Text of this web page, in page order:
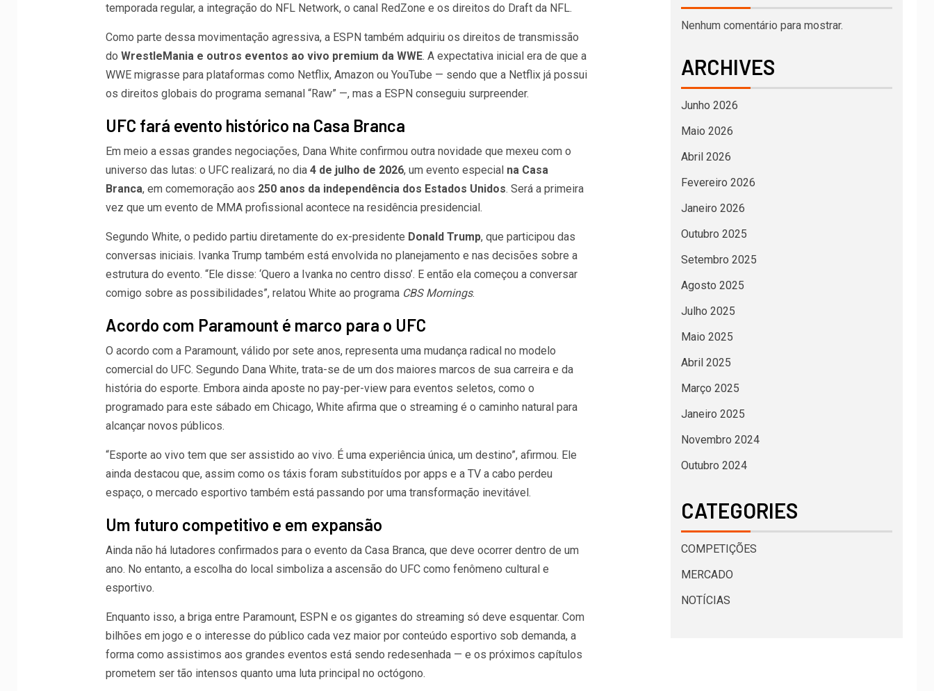
temporada regular, a integração do NFL Network, o canal RedZone e os direitos do Draft da NFL.
Como parte dessa movimentação agressiva, a ESPN também adquiriu os direitos de transmissão
do WrestleMania e outros eventos ao vivo premium da WWE. A expectativa inicial era de que a
WWE migrasse para plataformas como Netflix, Amazon ou YouTube — sendo que a Netflix já possui
os direitos globais do programa semanal “Raw” —, mas a ESPN conseguiu surpreender.
UFC fará evento histórico na Casa Branca
Em meio a essas grandes negociações, Dana White confirmou outra novidade que mexeu com o
universo das lutas: o UFC realizará, no dia 4 de julho de 2026, um evento especial na Casa
Branca, em comemoração aos 250 anos da independência dos Estados Unidos. Será a primeira
vez que um evento de MMA profissional acontece na residência presidencial.
Segundo White, o pedido partiu diretamente do ex-presidente Donald Trump, que participou das
conversas iniciais. Ivanka Trump também está envolvida no planejamento e nas decisões sobre a
estrutura do evento. “Ele disse: ‘Quero a Ivanka no centro disso’. E então ela começou a conversar
comigo sobre as possibilidades”, relatou White ao programa CBS Mornings.
Acordo com Paramount é marco para o UFC
O acordo com a Paramount, válido por sete anos, representa uma mudança radical no modelo
comercial do UFC. Segundo Dana White, trata-se de um dos maiores marcos de sua carreira e da
história do esporte. Embora ainda aposte no pay-per-view para eventos seletos, como o
programado para este sábado em Chicago, White afirma que o streaming é o caminho natural para
alcançar novos públicos.
“Esporte ao vivo tem que ser assistido ao vivo. É uma experiência única, um destino”, afirmou. Ele
ainda destacou que, assim como os táxis foram substituídos por apps e a TV a cabo perdeu
espaço, o mercado esportivo também está passando por uma transformação inevitável.
Um futuro competitivo e em expansão
Ainda não há lutadores confirmados para o evento da Casa Branca, que deve ocorrer dentro de um
ano. No entanto, a escolha do local simboliza a ascensão do UFC como fenômeno cultural e
esportivo.
Enquanto isso, a briga entre Paramount, ESPN e os gigantes do streaming só deve esquentar. Com
bilhões em jogo e o interesse do público cada vez maior por conteúdo esportivo sob demanda, a
forma como assistimos aos grandes eventos está sendo redesenhada — e os próximos capítulos
prometem ser tão intensos quanto uma luta principal no octógono.
Nenhum comentário para mostrar.
ARCHIVES
Junho 2026
Maio 2026
Abril 2026
Fevereiro 2026
Janeiro 2026
Outubro 2025
Setembro 2025
Agosto 2025
Julho 2025
Maio 2025
Abril 2025
Março 2025
Janeiro 2025
Novembro 2024
Outubro 2024
CATEGORIES
COMPETIÇÕES
MERCADO
NOTÍCIAS